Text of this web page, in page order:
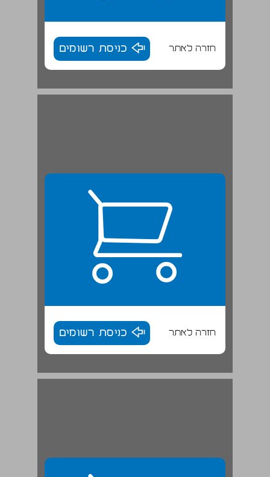
חזרה לאתר כניסת רשומים
היכן הייתה ישראל לולא מלחמת ששת הימים? ... 19
חזרה לאתר כניסת רשומים